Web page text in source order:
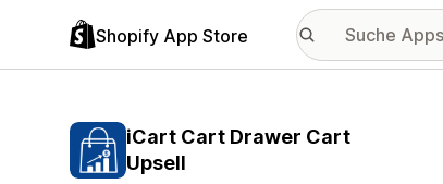
Shopify App Store
iCart Cart Drawer Cart
Upsell